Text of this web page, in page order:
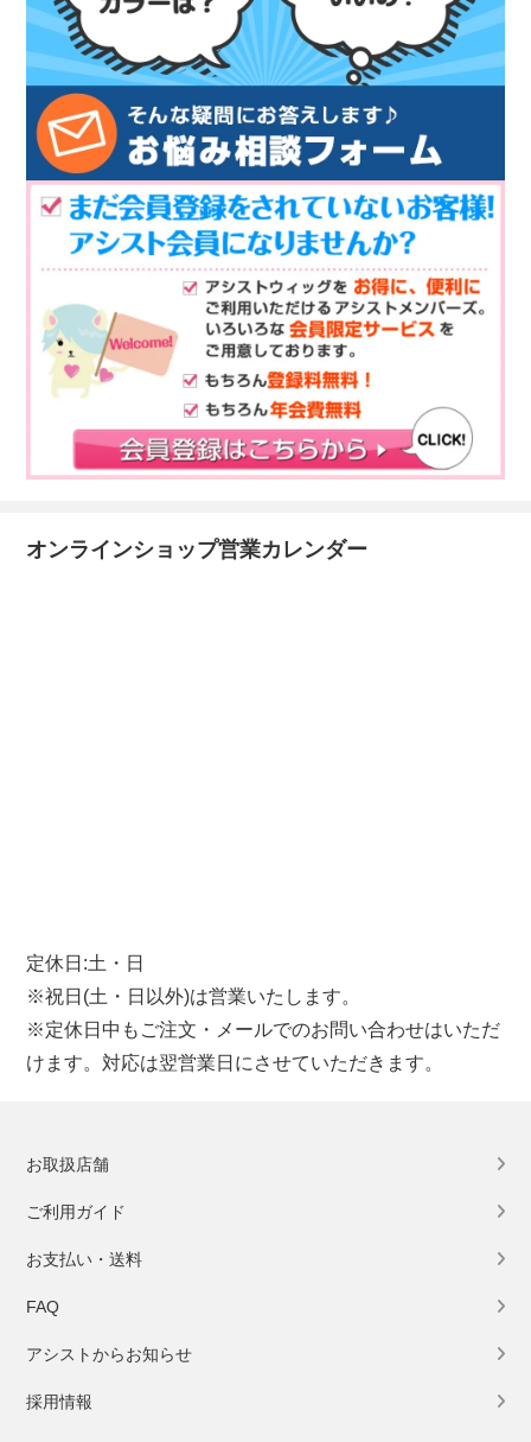
オンラインショップ営業カレンダー
定休日:土・日
※祝日(土・日以外)は営業いたします。
※定休日中もご注文・メールでのお問い合わせはいただ
けます。対応は翌営業日にさせていただきます。
お取扱店舗
ご利用ガイド
お支払い・送料
FAQ
アシストからお知らせ
採用情報